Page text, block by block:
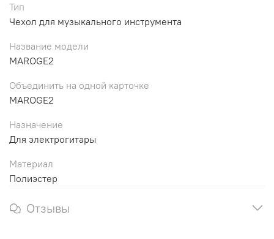
Тип
Чехол для музыкального инструмента
Название модели
MAROGE2
Объединить на одной карточке
MAROGE2
Назначение
Для электрогитары
Материал
Полиэстер
Отзывы